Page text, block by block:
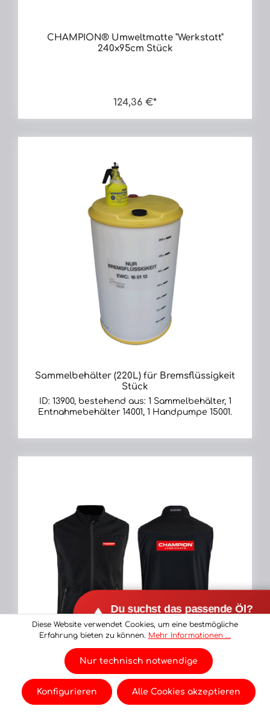
CHAMPION® Umweltmatte "Werkstatt"
240x95cm Stück
124,36 €*
Sammelbehälter (220L) für Bremsflüssigkeit
Stück
ID: 13900, bestehend aus: 1 Sammelbehälter, 1
Entnahmebehälter 14001, 1 Handpumpe 15001.
CHAMPION® BL Weste
Diese Website verwendet Cookies, um eine bestmögliche
Erfahrung bieten zu können. Mehr Informationen ...
Nur technisch notwendige
Konfigurieren Alle Cookies akzeptieren